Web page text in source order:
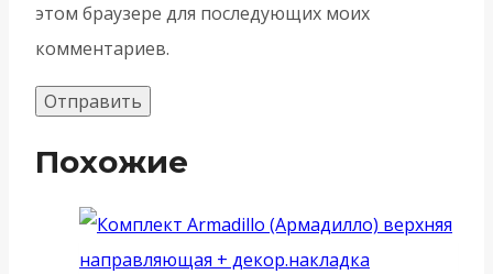
этом браузере для последующих моих
комментариев.
Похожие